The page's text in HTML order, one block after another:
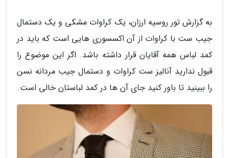
به گزارش تور روسیه ارزان، یک کراوات مشکی و یک دستمال
جیب ست با کراوات از آن اکسسوری هایی است که باید در
کمد لباس همه آقایان قرار داشته باشد. اگر این موضوع را
قبول ندارید آنالیز ست کراوات و دستمال جیب مردانه نسن
را ببینید تا باور کنید جای آن ها در کمد لباستان خالی است.